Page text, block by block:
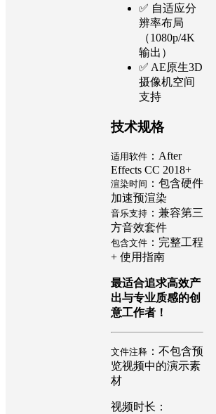
✅ 自适应分
辨率布局
（1080p/4K
输出）
✅ AE原生3D
摄像机空间
支持
技术规格
适用软件 ：After
Effects CC 2018+
渲染时间 ：包含硬件
加速预渲染
音乐支持 ：兼容第三
方音效套件
包含文件 ：完整工程
+ 使用指南
最适合追求高效产
出与专业质感的创
意工作者！
文件注释 ：不包含预
览视频中的演示素
材
视频时长：